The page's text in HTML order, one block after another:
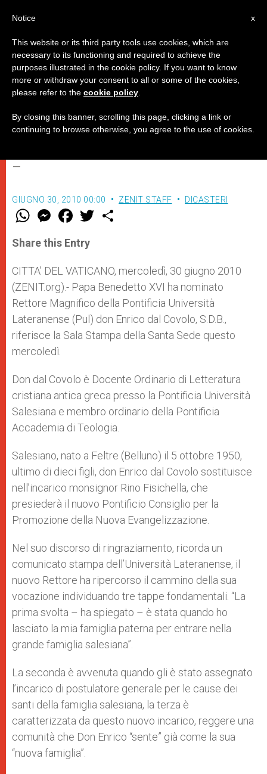
Don Enrico dal Covolo, nuovo
Rettore dell'Università
Lateranense
–
GIUGNO 30, 2010 00:00 ZENIT STAFF DICASTERI
W
t
s
p
p
M
e
s
e
g
e
r
F
a
e
b
o
k
w
r
Share this Entry
CITTA’ DEL VATICANO, mercoledì, 30 giugno 2010
(ZENIT.org).- Papa Benedetto XVI ha nominato
Rettore Magnifico della Pontificia Università
Lateranense (Pul) don Enrico dal Covolo, S.D.B.,
riferisce la Sala Stampa della Santa Sede questo
mercoledì.
Don dal Covolo è Docente Ordinario di Letteratura
cristiana antica greca presso la Pontificia Università
Salesiana e membro ordinario della Pontificia
Accademia di Teologia.
Salesiano, nato a Feltre (Belluno) il 5 ottobre 1950,
ultimo di dieci figli, don Enrico dal Covolo sostituisce
nell’incarico monsignor Rino Fisichella, che
presiederà il nuovo Pontificio Consiglio per la
Promozione della Nuova Evangelizzazione.
Nel suo discorso di ringraziamento, ricorda un
comunicato stampa dell’Università Lateranense, il
nuovo Rettore ha ripercorso il cammino della sua
vocazione individuando tre tappe fondamentali. “La
prima svolta – ha spiegato – è stata quando ho
lasciato la mia famiglia paterna per entrare nella
grande famiglia salesiana”.
La seconda è avvenuta quando gli è stato assegnato
l’incarico di postulatore generale per le cause dei
santi della famiglia salesiana, la terza è
caratterizzata da questo nuovo incarico, reggere una
comunità che Don Enrico “sente” già come la sua
“nuova famiglia”.
x
Notice
This website or its third party tools use cookies, which are
necessary to its functioning and required to achieve the
purposes illustrated in the cookie policy. If you want to know
more or withdraw your consent to all or some of the cookies,
please refer to the cookie policy
By closing this banner, scrolling this page, clicking a link or
continuing to browse otherwise, you agree to the use of cookies.